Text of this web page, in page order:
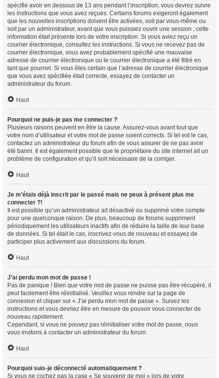
spécifié avoir en dessous de 13 ans pendant l’inscription, vous devrez suivre
les instructions que vous avez reçues. Certains forums exigeront également
que les nouvelles inscriptions doivent être activées, soit par vous-même ou
soit par un administrateur, avant que vous puissiez ouvrir une session ; cette
information était présente lors de votre inscription. Si vous aviez reçu un
courrier électronique, consultez les instructions. Si vous ne recevez pas de
courrier électronique, vous avez probablement spécifié une mauvaise
adresse de courrier électronique ou le courrier électronique a été filtré en
tant que pourriel. Si vous êtes certain que l’adresse de courrier électronique
que vous avez spécifiée était correcte, essayez de contacter un
administrateur du forum.
Haut
Pourquoi ne puis-je pas me connecter ?
Plusieurs raisons peuvent en être la cause. Assurez-vous avant tout que
votre nom d’utilisateur et votre mot de passe soient corrects. Si tel est le cas,
contactez un administrateur du forum afin de vous assurer de ne pas avoir
été banni. Il est également possible que le propriétaire du site internet ait un
problème de configuration et qu’il soit nécessaire de la corriger.
Haut
Je m’étais déjà inscrit par le passé mais ne peux à présent plus me
connecter ?!
Il est possible qu’un administrateur ait désactivé ou supprimé votre compte
pour une quelconque raison. De plus, beaucoup de forums suppriment
périodiquement les utilisateurs inactifs afin de réduire la taille de leur base
de données. Si tel était le cas, inscrivez-vous de nouveau et essayez de
participer plus activement aux discussions du forum.
Haut
J’ai perdu mon mot de passe !
Pas de panique ! Bien que votre mot de passe ne puisse pas être récupéré, il
peut facilement être réinitialisé. Veuillez vous rendre sur la page de
connexion et cliquer sur « J’ai perdu mon mot de passe ». Suivez les
instructions et vous devriez être en mesure de pouvoir vous connecter de
nouveau rapidement.
Cependant, si vous ne pouvez pas réinitialiser votre mot de passe, nous
vous invitons à contacter un administrateur du forum.
Haut
Pourquoi suis-je déconnecté automatiquement ?
Si vous ne cochez pas la case « Se souvenir de moi » lors de votre